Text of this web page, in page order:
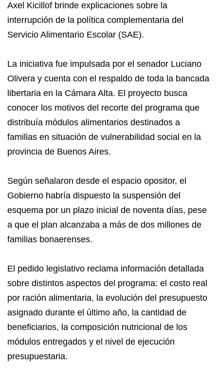
Axel Kicillof brinde explicaciones sobre la
interrupción de la política complementaria del
Servicio Alimentario Escolar (SAE).
La iniciativa fue impulsada por el senador Luciano
Olivera y cuenta con el respaldo de toda la bancada
libertaria en la Cámara Alta. El proyecto busca
conocer los motivos del recorte del programa que
distribuía módulos alimentarios destinados a
familias en situación de vulnerabilidad social en la
provincia de Buenos Aires.
Según señalaron desde el espacio opositor, el
Gobierno habría dispuesto la suspensión del
esquema por un plazo inicial de noventa días, pese
a que el plan alcanzaba a más de dos millones de
familias bonaerenses.
El pedido legislativo reclama información detallada
sobre distintos aspectos del programa: el costo real
por ración alimentaria, la evolución del presupuesto
asignado durante el último año, la cantidad de
beneficiarios, la composición nutricional de los
módulos entregados y el nivel de ejecución
presupuestaria.